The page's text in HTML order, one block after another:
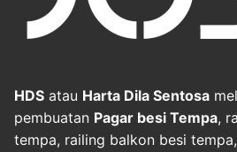
HDS atau Harta Dila Sentosa
pembuatan Pagar besi Tempa,
tempa, railing balkon besi